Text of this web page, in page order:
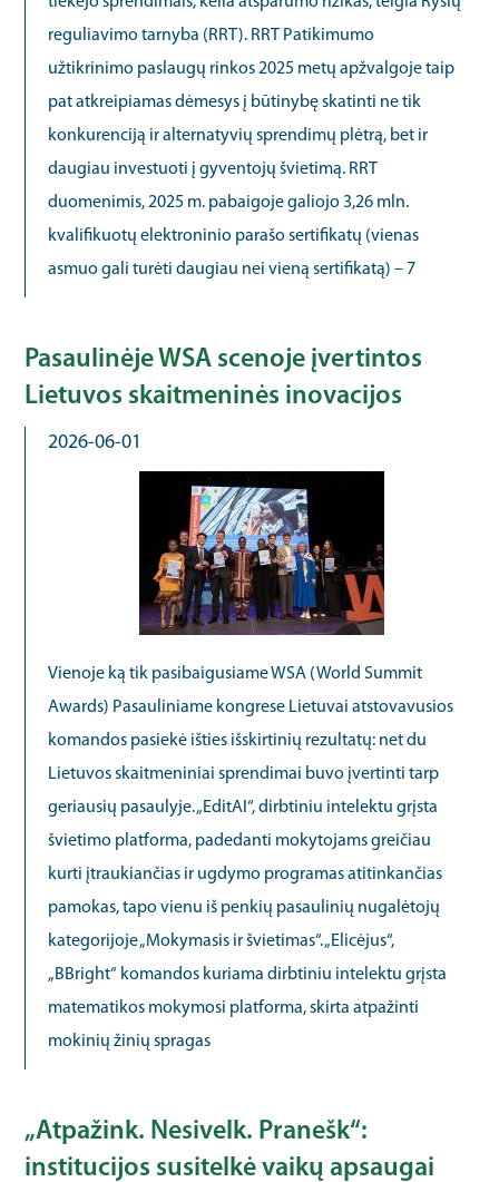
reguliavimo tarnyba (RRT). RRT Patikimumo
užtikrinimo paslaugų rinkos 2025 metų apžvalgoje taip
pat atkreipiamas dėmesys į būtinybę skatinti ne tik
konkurenciją ir alternatyvių sprendimų plėtrą, bet ir
daugiau investuoti į gyventojų švietimą. RRT
duomenimis, 2025 m. pabaigoje galiojo 3,26 mln.
kvalifikuotų elektroninio parašo sertifikatų (vienas
asmuo gali turėti daugiau nei vieną sertifikatą) – 7
Pasaulinėje WSA scenoje įvertintos
Lietuvos skaitmeninės inovacijos
2026-06-01
Vienoje ką tik pasibaigusiame WSA (World Summit
Awards) Pasauliniame kongrese Lietuvai atstovavusios
komandos pasiekė išties išskirtinių rezultatų: net du
Lietuvos skaitmeniniai sprendimai buvo įvertinti tarp
geriausių pasaulyje. „EditAI“, dirbtiniu intelektu grįsta
švietimo platforma, padedanti mokytojams greičiau
kurti įtraukiančias ir ugdymo programas atitinkančias
pamokas, tapo vienu iš penkių pasaulinių nugalėtojų
kategorijoje „Mokymasis ir švietimas“. „Elicėjus“,
„BBright“ komandos kuriama dirbtiniu intelektu grįsta
matematikos mokymosi platforma, skirta atpažinti
mokinių žinių spragas
„Atpažink. Nesivelk. Pranešk“:
institucijos susitelkė vaikų apsaugai